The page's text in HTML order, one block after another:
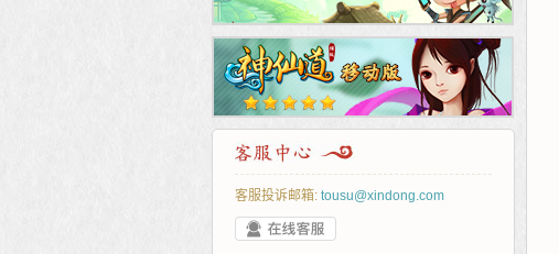
客服投诉邮箱: tousu@xindong.com